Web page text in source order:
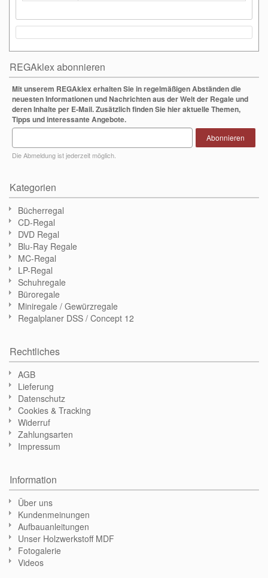
REGAklex abonnieren
Mit unserem REGAklex erhalten Sie in regelmäßigen Abständen die
neuesten Informationen und Nachrichten aus der Welt der Regale und
deren Inhalte per E-Mail. Zusätzlich finden Sie hier aktuelle Themen,
Tipps und interessante Angebote.
Die Abmeldung ist jederzeit möglich.
Abonnieren
Kategorien
Bücherregal
CD-Regal
DVD Regal
Blu-Ray Regale
MC-Regal
LP-Regal
Schuhregale
Büroregale
Miniregale / Gewürzregale
Regalplaner DSS / Concept 12
Rechtliches
AGB
Lieferung
Datenschutz
Cookies & Tracking
Widerruf
Zahlungsarten
Impressum
Information
Über uns
Kundenmeinungen
Aufbauanleitungen
Unser Holzwerkstoff MDF
Fotogalerie
Videos